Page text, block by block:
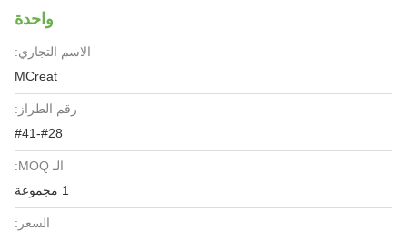
واحدة
الاسم التجاري:
MCreat
رقم الطراز:
#28-#41
الـ MOQ:
السعر: